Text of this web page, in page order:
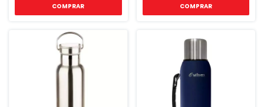
COMPRAR